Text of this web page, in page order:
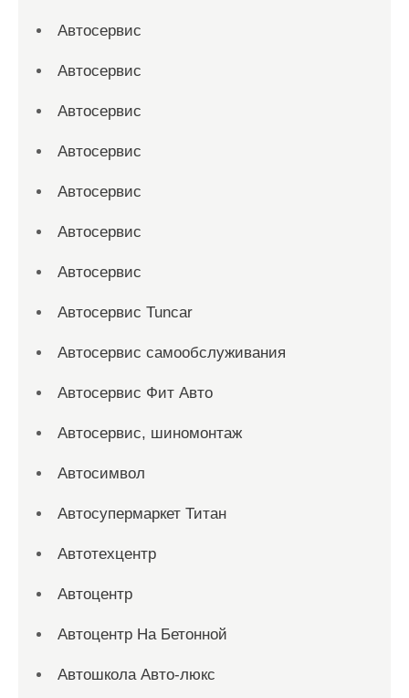
Автосервис
Автосервис
Автосервис
Автосервис
Автосервис
Автосервис
Автосервис
Автосервис Tuncar
Автосервис самообслуживания
Автосервис Фит Авто
Автосервис, шиномонтаж
Автосимвол
Автосупермаркет Титан
Автотехцентр
Автоцентр
Автоцентр На Бетонной
Автошкола Авто-люкс